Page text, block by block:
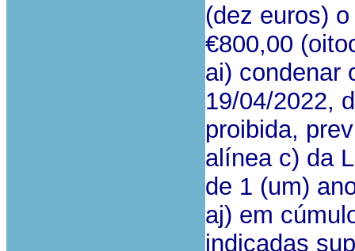
(dez euros)
€800,00
ai) condenar
19/04/2022,
proibida,
alínea c) da
de 1 (um)
aj) em
indicadas